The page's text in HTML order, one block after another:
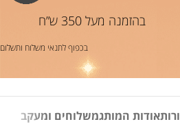
בהזמנה מעל 350 ש”ח
בכפוף לתנאי משלוח ותשלום
אודות המותגמשלוחים ומעקב